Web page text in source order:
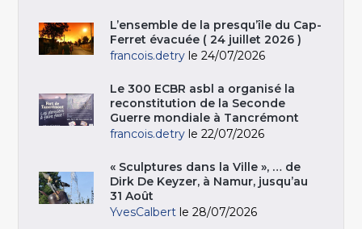
L’ensemble de la presqu’île du Cap-
Ferret évacuée ( 24 juillet 2026 )
francois.detry le 24/07/2026
Le 300 ECBR asbl a organisé la
reconstitution de la Seconde
Guerre mondiale à Tancrémont
francois.detry le 22/07/2026
« Sculptures dans la Ville », … de
Dirk De Keyzer, à Namur, jusqu’au
31 Août
YvesCalbert le 28/07/2026